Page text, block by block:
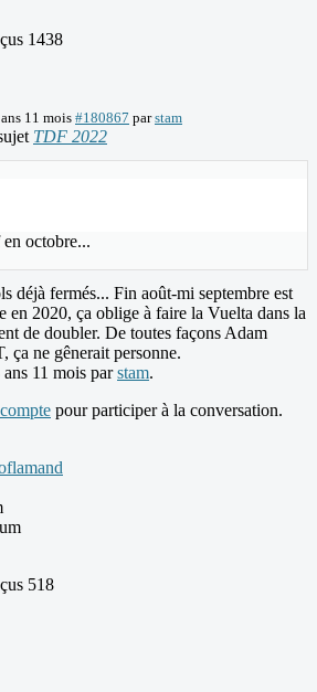
1438
11 mois #180867 parstam
TDF 2022
octobre...
déjà fermés... Fin août-mi septembre est
en 2020, ça oblige à faire la Vuelta dans la
de doubler. De toutes façons Adam
ça ne gênerait personne.
11 mois parstam.
pour participer à la conversation.
518